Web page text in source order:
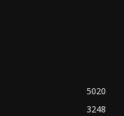
5020
3248